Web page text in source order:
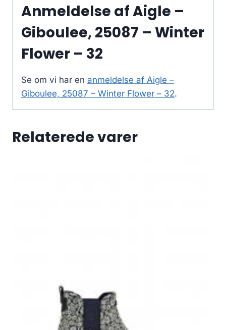
Anmeldelse af Aigle –
Giboulee, 25087 – Winter
Flower – 32
Se om vi har en anmeldelse af Aigle –
Giboulee, 25087 – Winter Flower – 32.
Relaterede varer